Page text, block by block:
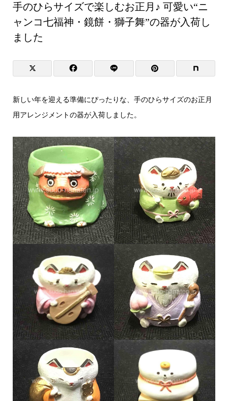
手のひらサイズで楽しむお正月♪ 可愛い“ニ
ャンコ七福神・鏡餅・獅子舞”の器が入荷し
ました
新しい年を迎える準備にぴったりな、手のひらサイズのお正月
用アレンジメントの器が入荷しました。